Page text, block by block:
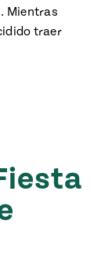
Mientras
traer